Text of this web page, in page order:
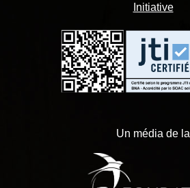
Initiative
Un média de la